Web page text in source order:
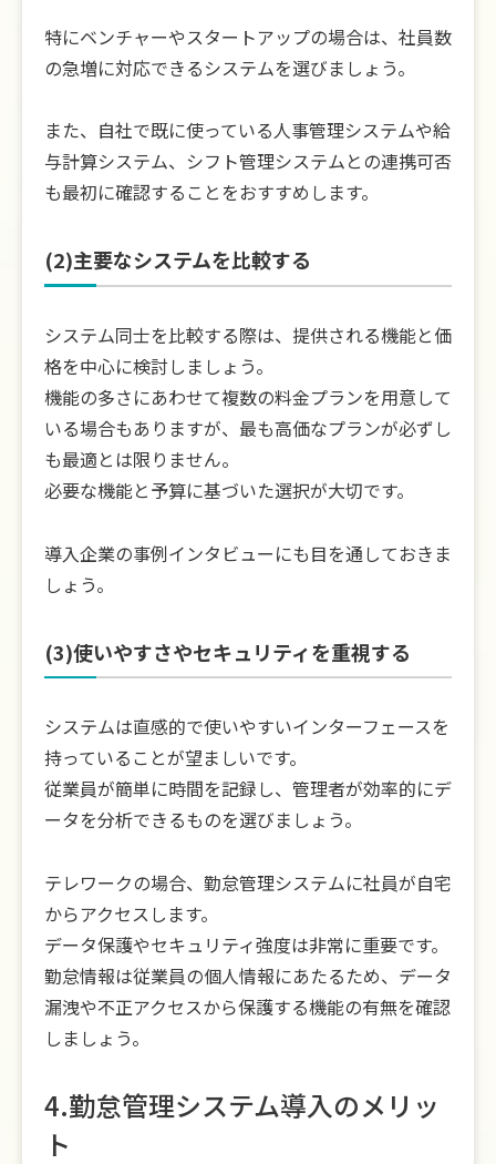
特にベンチャーやスタートアップの場合は、社員数
の急増に対応できるシステムを選びましょう。
また、自社で既に使っている人事管理システムや給
与計算システム、シフト管理システムとの連携可否
も最初に確認することをおすすめします。
(2)主要なシステムを比較する
システム同士を比較する際は、提供される機能と価
格を中心に検討しましょう。
機能の多さにあわせて複数の料金プランを用意して
いる場合もありますが、最も高価なプランが必ずし
も最適とは限りません。
必要な機能と予算に基づいた選択が大切です。
導入企業の事例インタビューにも目を通しておきま
しょう。
(3)使いやすさやセキュリティを重視する
システムは直感的で使いやすいインターフェースを
持っていることが望ましいです。
従業員が簡単に時間を記録し、管理者が効率的にデ
ータを分析できるものを選びましょう。
テレワークの場合、勤怠管理システムに社員が自宅
からアクセスします。
データ保護やセキュリティ強度は非常に重要です。
勤怠情報は従業員の個人情報にあたるため、データ
漏洩や不正アクセスから保護する機能の有無を確認
しましょう。
4.勤怠管理システム導入のメリッ
ト